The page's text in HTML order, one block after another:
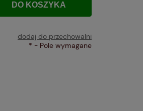
DO KOSZYKA
dodaj do przechowalni
* - Pole wymagane